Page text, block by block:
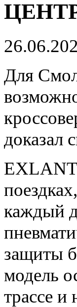
Для
доказал
каждый
защиты
модель
трассе и